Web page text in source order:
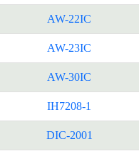
AW-22IC
AW-23IC
AW-30IC
IH7208-1
DIC-2001